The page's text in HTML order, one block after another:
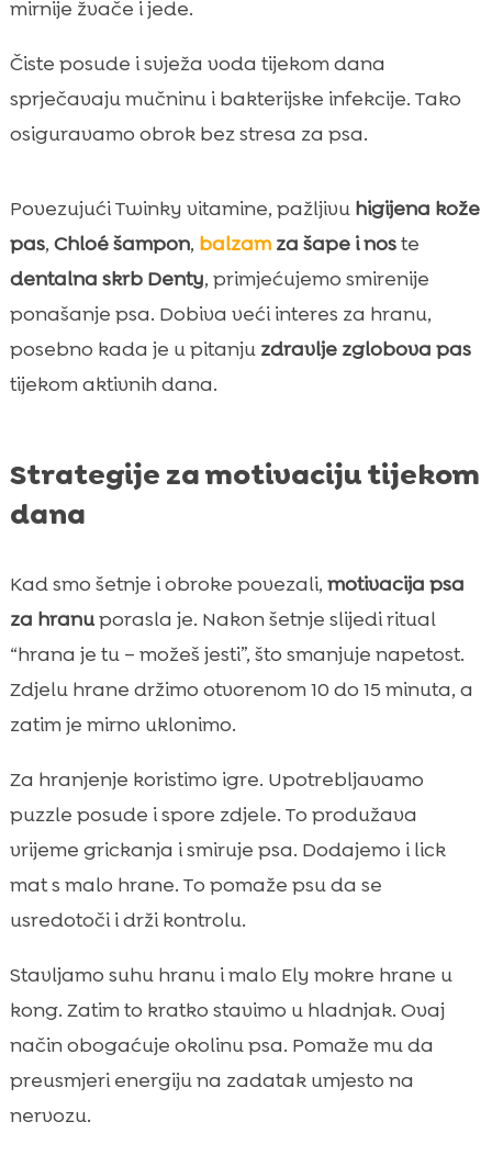
mirnije žvače i jede.
Čiste posude i svježa voda tijekom dana
sprječavaju mučninu i bakterijske infekcije. Tako
osiguravamo obrok bez stresa za psa.
Povezujući Twinky vitamine, pažljivu higijena kože
pas, Chloé šampon, balzamza šape i noste
dentalna skrb Denty, primjećujemo smirenije
ponašanje psa. Dobiva veći interes za hranu,
posebno kada je u pitanju zdravlje zglobova pas
tijekom aktivnih dana.
Strategije za motivaciju tijekom
dana
Kad smo šetnje i obroke povezali, motivacija psa
za hranuporasla je. Nakon šetnje slijedi ritual
“hrana je tu – možeš jesti”, što smanjuje napetost.
Zdjelu hrane držimo otvorenom 10 do 15 minuta, a
zatim je mirno uklonimo.
Za hranjenje koristimo igre. Upotrebljavamo
puzzle posude i spore zdjele. To produžava
vrijeme grickanja i smiruje psa. Dodajemo i lick
mat s malo hrane. To pomaže psu da se
usredotoči i drži kontrolu.
Stavljamo suhu hranu i malo Ely mokre hrane u
kong. Zatim to kratko stavimo u hladnjak. Ovaj
način obogaćuje okolinu psa. Pomaže mu da
preusmjeri energiju na zadatak umjesto na
nervozu.